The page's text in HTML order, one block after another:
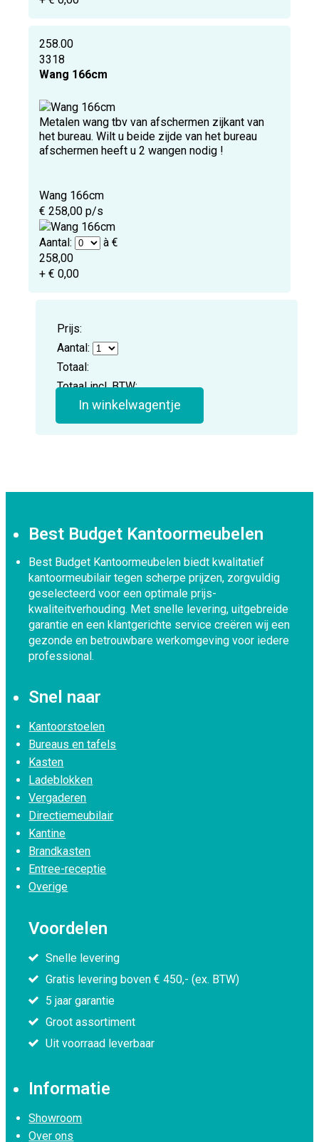
258.00
3318
Wang 166cm
Metalen wang tbv van afschermen zijkant van
het bureau. Wilt u beide zijde van het bureau
afschermen heeft u 2 wangen nodig !
Wang 166cm
€ 258,00 p/s
Aantal:
à €
258,00
+ € 0,00
Prijs:
Aantal:
Totaal:
Totaal incl. BTW:
In winkelwagentje
Best Budget Kantoormeubelen
Best Budget Kantoormeubelen biedt kwalitatief
kantoormeubilair tegen scherpe prijzen, zorgvuldig
geselecteerd voor een optimale prijs-
kwaliteitverhouding. Met snelle levering, uitgebreide
garantie en een klantgerichte service creëren wij een
gezonde en betrouwbare werkomgeving voor iedere
professional.
Snel naar
Kantoorstoelen
Bureaus en tafels
Kasten
Ladeblokken
Vergaderen
Directiemeubilair
Kantine
Brandkasten
Entree-receptie
Overige
Voordelen
Snelle levering
Gratis levering boven € 450,- (ex. BTW)
5 jaar garantie
Groot assortiment
Uit voorraad leverbaar
Informatie
Showroom
Over ons